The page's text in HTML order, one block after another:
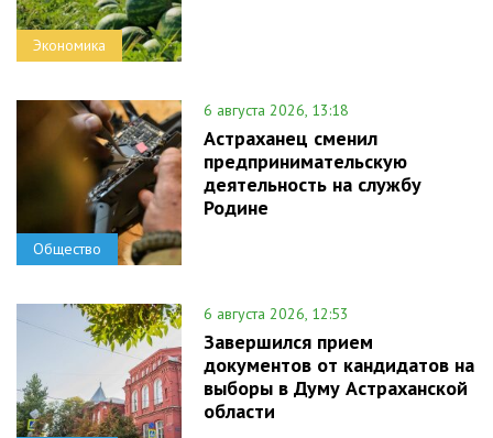
Экономика
Общество
6 августа 2026, 13:18
Астраханец сменил
предпринимательскую
деятельность на службу
Родине
6 августа 2026, 12:53
Завершился прием
документов от кандидатов на
выборы в Думу Астраханской
области